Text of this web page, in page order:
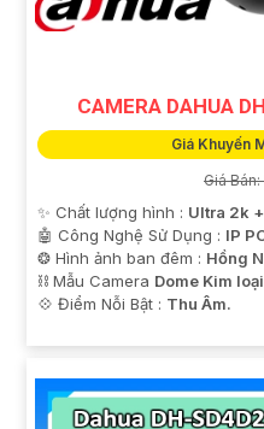
CAMERA DAHUA
Giá Khuyến
Giá
✨ Chất lượng hình : Ultra 2k
🤖️ Công Nghệ Sử Dụng : IP
❂ Hình ảnh ban đêm : Hồng
⛓ Mẫu Camera Dome Kim
️💠 Điểm Nỗi Bật : Thu Âm.